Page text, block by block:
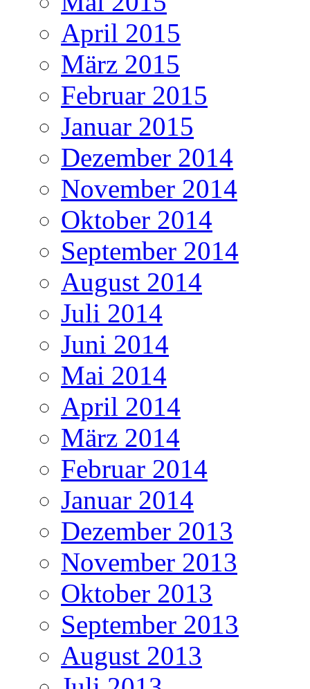
April 2015
März 2015
Februar 2015
Januar 2015
Dezember 2014
November 2014
Oktober 2014
September 2014
August 2014
Juli 2014
Juni 2014
Mai 2014
April 2014
März 2014
Februar 2014
Januar 2014
Dezember 2013
November 2013
Oktober 2013
September 2013
August 2013